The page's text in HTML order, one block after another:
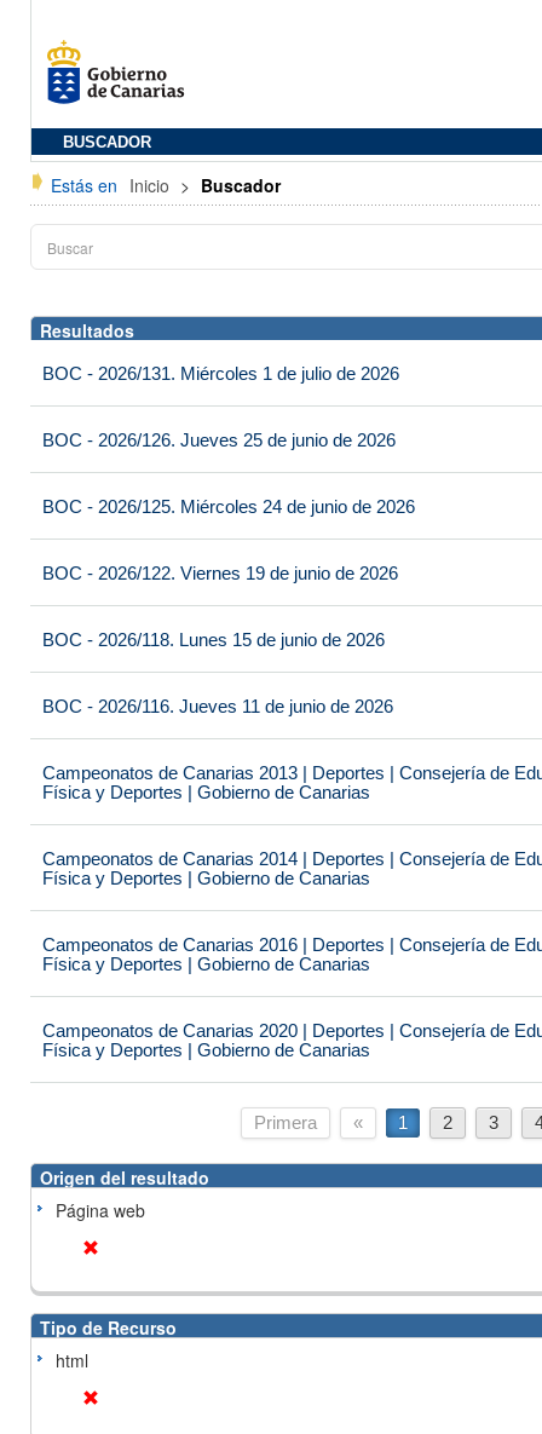
BUSCADOR
Estás en Inicio > Buscador
Resultados
BOC - 2026/131. Miércoles 1 de julio de 2026
BOC - 2026/126. Jueves 25 de junio de 2026
BOC - 2026/125. Miércoles 24 de junio de 2026
BOC - 2026/122. Viernes 19 de junio de 2026
BOC - 2026/118. Lunes 15 de junio de 2026
BOC - 2026/116. Jueves 11 de junio de 2026
Campeonatos de Canarias 2013 | Deportes | Consejería de
Física y Deportes | Gobierno de Canarias
Campeonatos de Canarias 2014 | Deportes | Consejería de
Física y Deportes | Gobierno de Canarias
Campeonatos de Canarias 2016 | Deportes | Consejería de
Física y Deportes | Gobierno de Canarias
Campeonatos de Canarias 2020 | Deportes | Consejería de
Física y Deportes | Gobierno de Canarias
Primera « 1 2 3
Origen del resultado
Página web
Tipo de Recurso
html